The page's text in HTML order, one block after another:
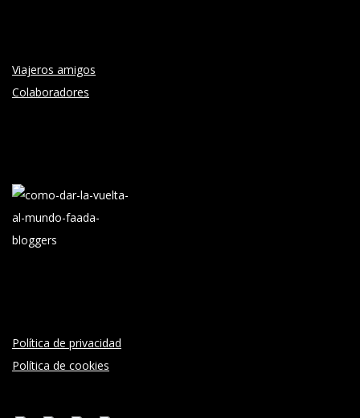
Viajeros amigos
Colaboradores
Política de privacidad
Política de cookies